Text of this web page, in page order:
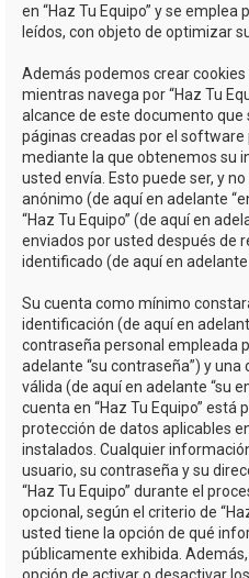
en “Haz Tu Equipo” y se
leídos, con objeto de optimizar
Además podemos crear
mientras navega por “Haz Tu
alcance de este documento
páginas creadas por el software
mediante la que obtenemos su
usted envía. Esto puede ser, y
anónimo (de aquí en adelante
“Haz Tu Equipo” (de aquí en
enviados por usted después de
identificado (de aquí en adelante
Su cuenta como mínimo
identificación (de aquí en
contraseña personal empleada
adelante “su contraseña”) y una
válida (de aquí en adelante “su
cuenta en “Haz Tu Equipo” está
protección de datos aplicables
instalados. Cualquier
usuario, su contraseña y su
“Haz Tu Equipo” durante el
opcional, según el criterio de
usted tiene la opción de qué
públicamente exhibida.